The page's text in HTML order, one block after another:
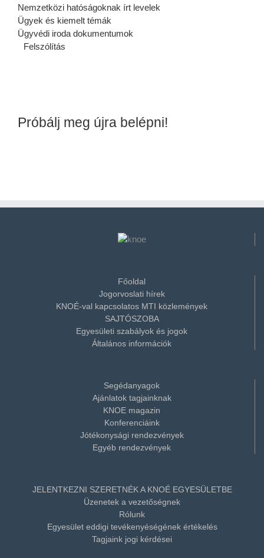
Próbálj meg újra belépni!
Nemzetközi hatóságoknak írt levelek
Ügyek és kiemelt témák
Ügyvédi iroda dokumentumok
Felszólítás
Főoldal
Jogorvoslati hírek
KNOÉ-val kapcsolatos MTI közlemények
SAJTÓSZOBA
Egyesületi szabályok és jogok
Általános információk
Segédanyagok
Ajánlatok tagjainknak
KNOE magazin
Konferenciáink
Jótékonysági rendezvények
Egyéb rendezvények
JELENTKEZNI SZERETNÉK A KNOÉ EGYESÜLETBE
Üzenetek a vezetőségnek
Rólunk
Egyesület eddigi tevékenyéségének értékelés
Tagjaink jogi kérdései